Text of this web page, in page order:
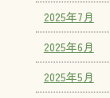
2025年7月
2025年6月
2025年5月